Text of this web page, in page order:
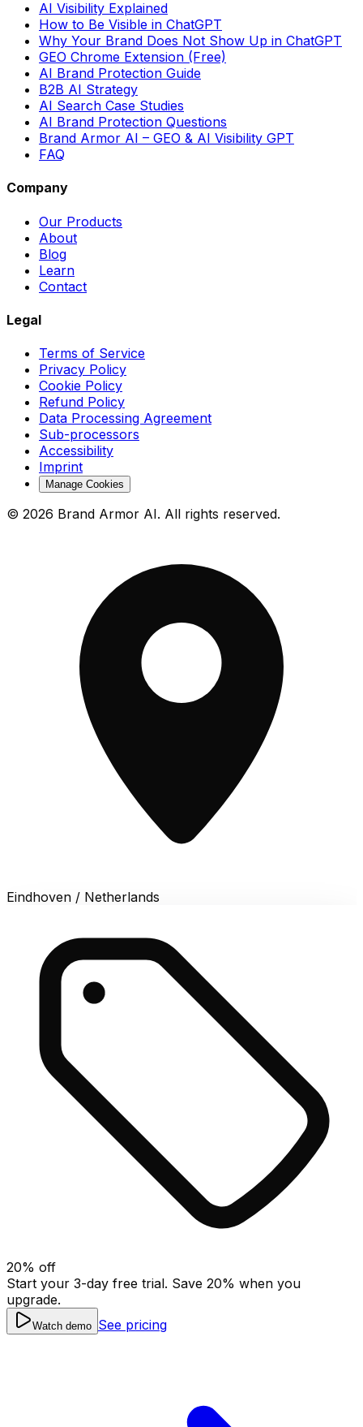
AI Visibility Explained
How to Be Visible in ChatGPT
Why Your Brand Does Not Show Up in ChatGPT
GEO Chrome Extension (Free)
AI Brand Protection Guide
B2B AI Strategy
AI Search Case Studies
AI Brand Protection Questions
Brand Armor AI – GEO & AI Visibility GPT
FAQ
Company
Our Products
About
Blog
Learn
Contact
Legal
Terms of Service
Privacy Policy
Cookie Policy
Refund Policy
Data Processing Agreement
Sub-processors
Accessibility
Imprint
Manage Cookies
© 2026 Brand Armor AI. All rights reserved.
Eindhoven / Netherlands
20% off
Start your 3-day free trial. Save 20% when you
upgrade.
Watch demo See pricing